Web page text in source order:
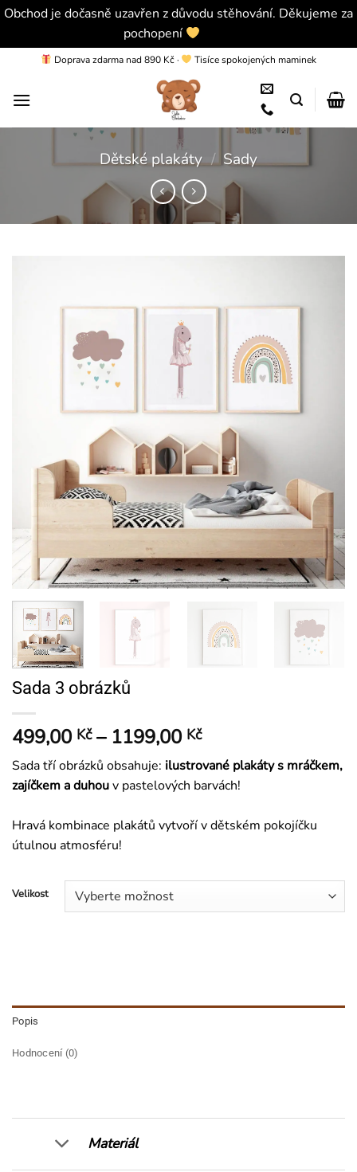
Obchod je dočasně uzavřen z důvodu stěhování. Děkujeme za
pochopení
Přeskočit
obsah
Doprava zdarma nad 890 Kč · Tisíce spokojených maminek
Dětské plakáty / Sady
Sada 3 obrázků
499,00 Kč – 1199,00 KčRozpětí
cen:
499,00 Kč
až
1199,00 Kč
Sada tří obrázků obsahuje: ilustrované plakáty s mráčkem,
zajíčkem a duhouv pastelových barvách!
Hravá kombinace plakátů vytvoří v dětském pokojíčku
útulnou atmosféru!
Velikost
Popis
Hodnocení (0)
Materiál